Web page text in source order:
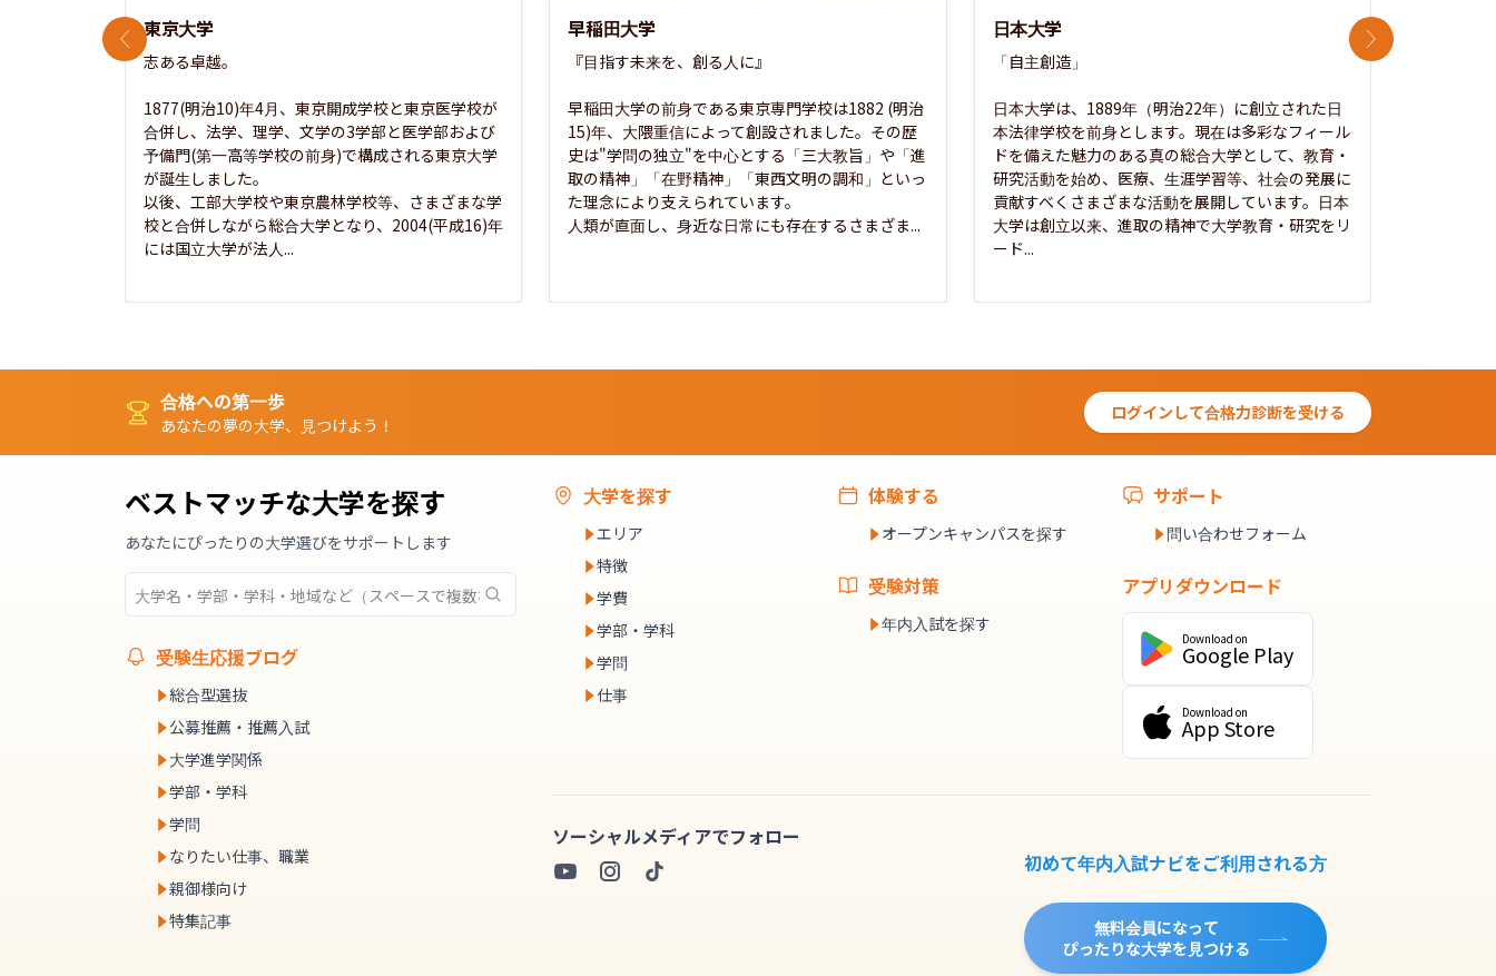
東京大学
志ある卓越。
1877(明治10)年4月、東京開成学校と東京医学校が
合併し、法学、理学、文学の3学部と医学部および
予備門(第一高等学校の前身)で構成される東京大学
が誕生しました。
以後、工部大学校や東京農林学校等、さまざまな学
校と合併しながら総合大学となり、2004(平成16)年
には国立大学が法人...
早稲田大学
『目指す未来を、創る人に』
早稲田大学の前身である東京専門学校は1882 (明治
15)年、大隈重信によって創設されました。その歴
史は"学問の独立"を中心とする「三大教旨」や「進
取の精神」「在野精神」「東西文明の調和」といっ
た理念により支えられています。
人類が直面し、身近な日常にも存在するさまざま...
日本大学
「自主創造」
日本大学は、1889年（明治22年）に創立された日
本法律学校を前身とします。現在は多彩なフィール
ドを備えた魅力のある真の総合大学として、教育・
研究活動を始め、医療、生涯学習等、社会の発展に
貢献すべくさまざまな活動を展開しています。日本
大学は創立以来、進取の精神で大学教育・研究をリ
ード...
前のスライド 次のスライド
合格への第一歩
あなたの夢の大学、見つけよう！
ログインして合格力診断を受ける
ベストマッチな大学を探す
あなたにぴったりの大学選びをサポートします
受験生応援ブログ
総合型選抜
公募推薦・推薦入試
大学進学関係
学部・学科
学問
なりたい仕事、職業
親御様向け
特集記事
大学を探す
エリア
特徴
学費
学部・学科
学問
仕事
体験する
オープンキャンパスを探す
受験対策
年内入試を探す
サポート
問い合わせフォーム
アプリダウンロード
Download on
Google Play
Download on
App Store
ソーシャルメディアでフォロー
初めて年内入試ナビをご利用される方
無料会員になって
ぴったりな大学を見つける